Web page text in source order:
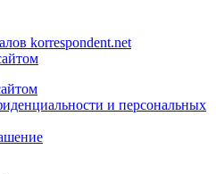
korrespondent.net
и персональных